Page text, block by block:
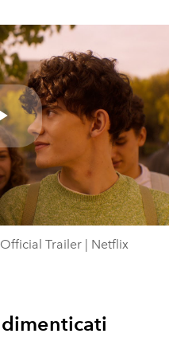
Play
Video
Trailer | Netflix